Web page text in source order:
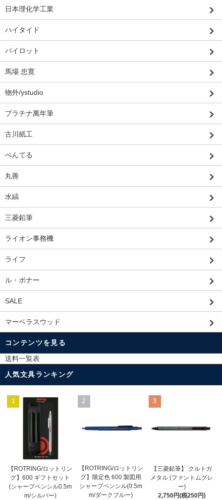
日本理化学工業
ハイタイド
パイロット
馬場 忠寛
物外/ystudio
プラチナ萬年筆
古川紙工
ぺんてる
丸善
水縞
三菱鉛筆
ライオン事務機
ライフ
ル・ボナー
SALE
マーベラスウッド
コンテンツを見る
送料一覧表
人気文具ランキング
1
【ROTRING/ロットリン
グ】600 ギフトセット
(シャープペンシル0.5m
m/シルバー)
2
【ROTRING/ロットリン
グ】限定色 600 製図用
シャープペンシル(0.5m
m/ダークブルー)
3
【三菱鉛筆】 クルトガ
メタル (ファントムグレ
ー)
2,750円(税250円)